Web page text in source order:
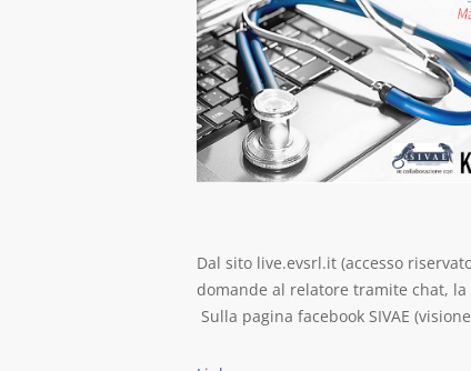
Dal sito live.evsrl.it (accesso
domande al relatore tramite chat, la
Sulla pagina facebook SIVAE